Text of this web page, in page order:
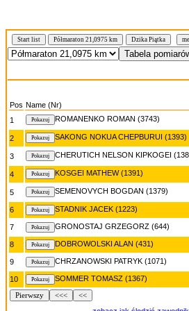
Start list Półmaraton 21,0975 km Dzika Piątka
Pos Name (Nr)
1
ROMANENKO ROMAN (3743)
2 SAKONG NOKUA CHEPBURUI (1393)
3 CHERUTICH NELSON KIPKOGEI
4 KOSGEI MATHEW (1391)
5 SEMENOVYCH BOGDAN (1379)
6 STADNIK JACEK (1223)
7 GRONOSTAJ GRZEGORZ (644)
8 DOBROWOLSKI ALAN (431)
9 CHRZANOWSKI PATRYK (1071)
10 SOMMER TOMASZ (1367)
Pierwszy <<< <<